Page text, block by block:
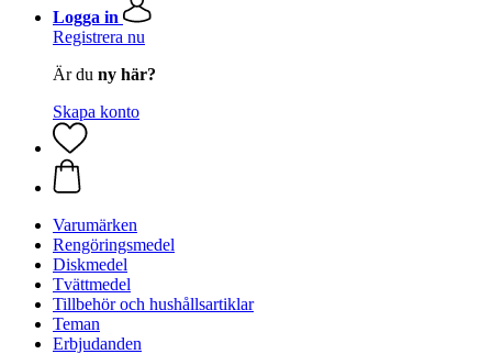
Logga in
Registrera nu
Är du ny här?
Skapa konto
Varumärken
Rengöringsmedel
Diskmedel
Tvättmedel
Tillbehör och hushållsartiklar
Teman
Erbjudanden